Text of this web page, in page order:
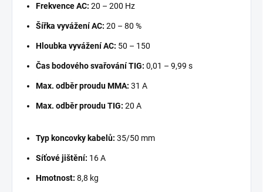
Frekvence AC: 20 – 200 Hz
Šířka vyvážení AC: 20 – 80 %
Hloubka vyvážení AC: 50 – 150
Čas bodového svařování TIG: 0,01 – 9,99 s
Max. odběr proudu MMA: 31 A
Max. odběr proudu TIG: 20 A
Typ koncovky kabelů: 35/50 mm
Síťové jištění: 16 A
Hmotnost: 8,8 kg